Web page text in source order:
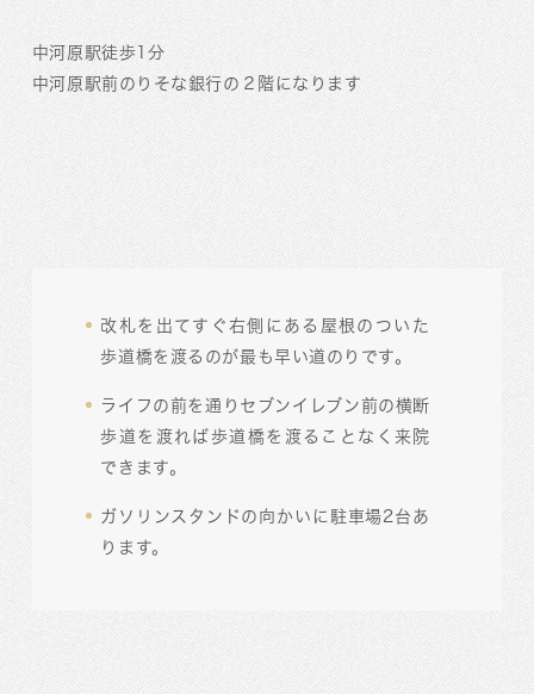
中河原駅徒歩1分
中河原駅前のりそな銀行の２階になります
改札を出てすぐ右側にある屋根のついた
歩道橋を渡るのが最も早い道のりです。
ライフの前を通りセブンイレブン前の横断
歩道を渡れば歩道橋を渡ることなく来院
できます。
ガソリンスタンドの向かいに駐車場2台あ
ります。